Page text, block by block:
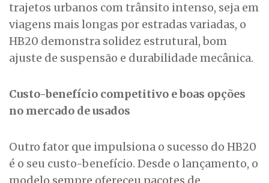
trajetos urbanos com trânsito intenso, seja em
viagens mais longas por estradas variadas, o
HB20 demonstra solidez estrutural, bom
ajuste de suspensão e durabilidade mecânica.
Custo-benefício competitivo e boas opções
no mercado de usados
Outro fator que impulsiona o sucesso do HB20
é o seu custo-benefício. Desde o lançamento, o